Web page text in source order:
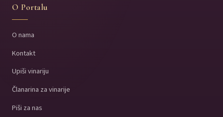
O Portalu
O nama
Kontakt
Upiši vinariju
Članarina za vinarije
Piši za nas